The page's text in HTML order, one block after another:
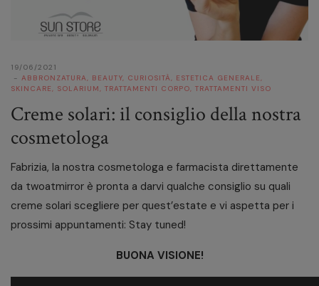
19/06/2021
ABBRONZATURA, BEAUTY, CURIOSITÀ, ESTETICA GENERALE,
SKINCARE, SOLARIUM, TRATTAMENTI CORPO, TRATTAMENTI VISO
Creme solari: il consiglio della nostra
cosmetologa
Fabrizia, la nostra cosmetologa e farmacista direttamente
da twoatmirror è pronta a darvi qualche consiglio su quali
creme solari scegliere per quest’estate e vi aspetta per i
prossimi appuntamenti: Stay tuned!
BUONA VISIONE!